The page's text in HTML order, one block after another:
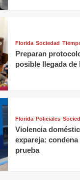
Florida Sociedad
Preparan
posible llegada de
Florida Policiales
Violencia
expareja:
prueba